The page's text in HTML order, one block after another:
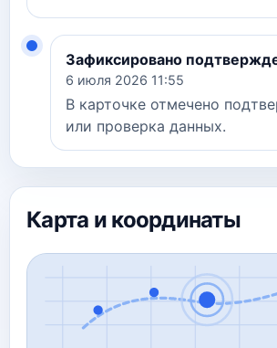
Зафиксировано
6 июля 2026 11:55
В карточке отмечено
или проверка данных.
Карта и координаты